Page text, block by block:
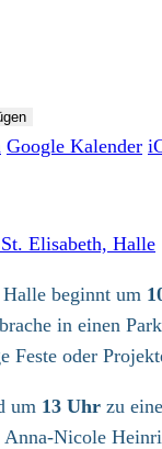
Google Kalender
Elisabeth, Halle
beginnt um
in einen
Feste oder
um 13 Uhr zu
Nicole